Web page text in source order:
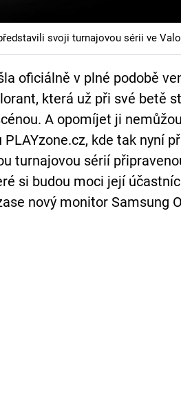
svoji turnajovou sérii ve
oficiálně v plné podobě
která už při své betě
A opomíjet ji
kde tak nyní
turnajovou sérií
si budou moci její
nový monitor Samsung